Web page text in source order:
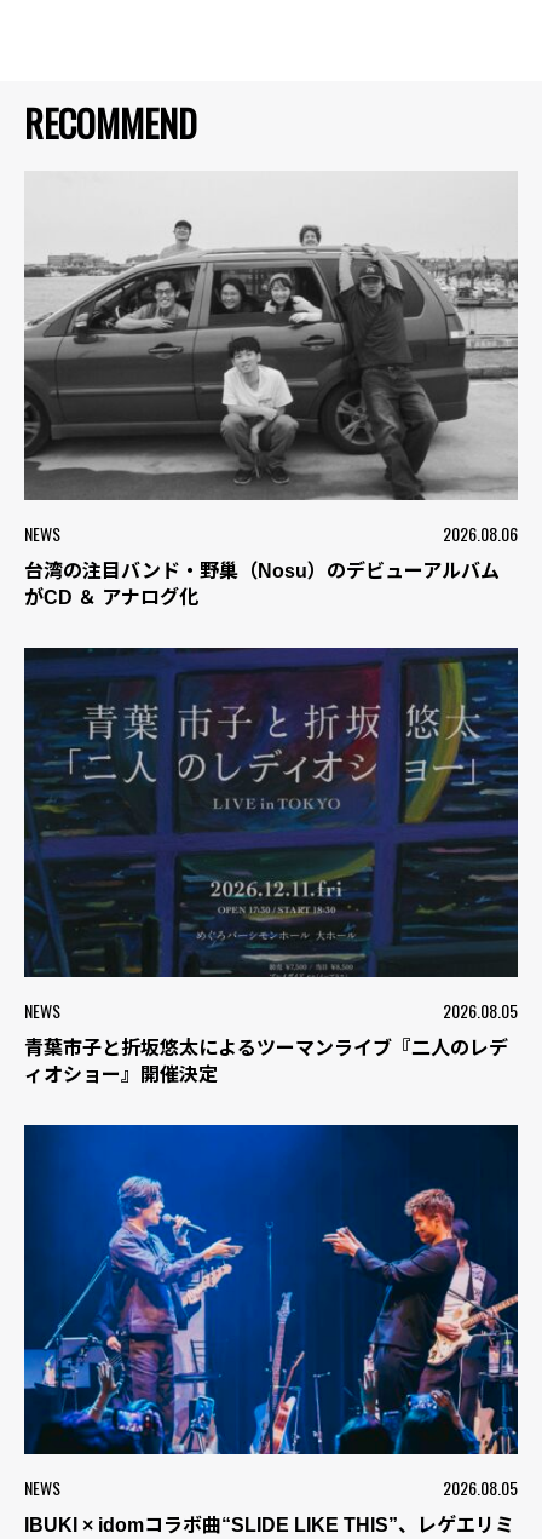
RECOMMEND
NEWS 2026.08.06
台湾の注目バンド・野巢（Nosu）のデビューアルバム
がCD ＆ アナログ化
NEWS 2026.08.05
青葉市子と折坂悠太によるツーマンライブ『二人のレデ
ィオショー』開催決定
NEWS 2026.08.05
IBUKI × idomコラボ曲“SLIDE LIKE THIS”、レゲエリミ